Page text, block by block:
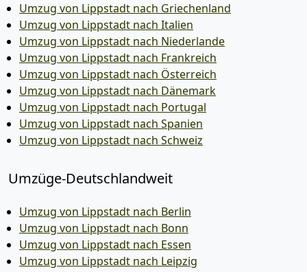
Umzug von Lippstadt nach Griechenland
Umzug von Lippstadt nach Italien
Umzug von Lippstadt nach Niederlande
Umzug von Lippstadt nach Frankreich
Umzug von Lippstadt nach Österreich
Umzug von Lippstadt nach Dänemark
Umzug von Lippstadt nach Portugal
Umzug von Lippstadt nach Spanien
Umzug von Lippstadt nach Schweiz
Umzüge-Deutschlandweit
Umzug von Lippstadt nach Berlin
Umzug von Lippstadt nach Bonn
Umzug von Lippstadt nach Essen
Umzug von Lippstadt nach Leipzig